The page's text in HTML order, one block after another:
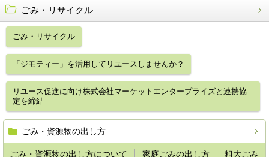
ごみ・リサイクル
ごみ・リサイクル
「ジモティー」を活用してリユースしませんか？
リユース促進に向け株式会社マーケットエンタープライズと連携協
定を締結
ごみ・資源物の出し方
ごみ・資源物の出し方について 家庭ごみの出し方 粗大ごみ